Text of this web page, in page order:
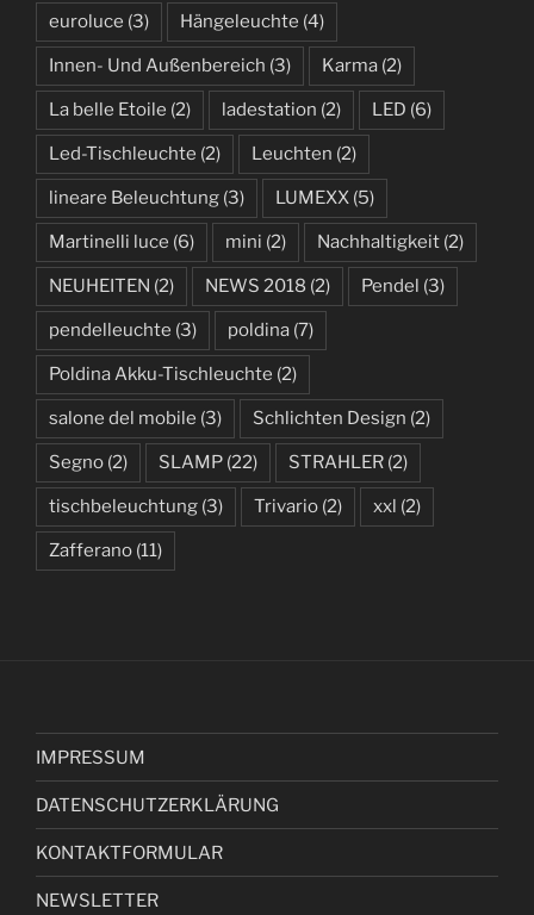
euroluce (3) Hängeleuchte (4)
Innen- Und Außenbereich (3) Karma (2)
La belle Etoile (2) ladestation (2) LED (6)
Led-Tischleuchte (2) Leuchten (2)
lineare Beleuchtung (3) LUMEXX (5)
Martinelli luce (6) mini (2) Nachhaltigkeit (2)
NEUHEITEN (2) NEWS 2018 (2) Pendel (3)
pendelleuchte (3) poldina (7)
Poldina Akku-Tischleuchte (2)
salone del mobile (3) Schlichten Design (2)
Segno (2) SLAMP (22) STRAHLER (2)
tischbeleuchtung (3) Trivario (2) xxl (2)
Zafferano (11)
IMPRESSUM
DATENSCHUTZERKLÄRUNG
KONTAKTFORMULAR
NEWSLETTER